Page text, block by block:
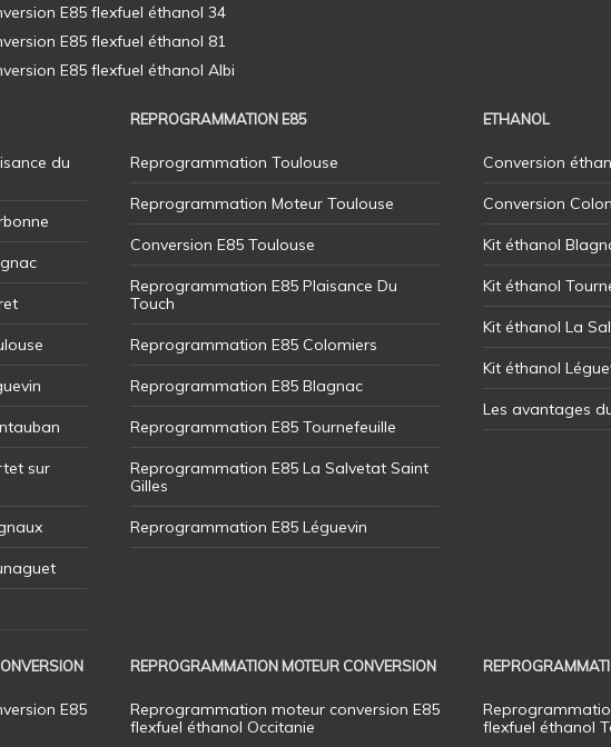
du
sur
REPROGRAMMATION E85
Reprogrammation Toulouse
Reprogrammation Moteur Toulouse
Conversion E85 Toulouse
Reprogrammation E85 Plaisance Du
Touch
Reprogrammation E85 Colomiers
Reprogrammation E85 Blagnac
Reprogrammation E85 Tournefeuille
Reprogrammation E85 La Salvetat Saint
Gilles
Reprogrammation E85 Léguevin
ETHANOL
Conversion
Conversion
Kit éthanol
Kit éthanol
Kit éthanol La
Kit éthanol
Les avantages
E85
REPROGRAMMATION MOTEUR CONVERSION
Reprogrammation moteur conversion E85
flexfuel éthanol Occitanie
flexfuel éthanol
E85 flexfuel éthanol 34
E85 flexfuel éthanol 81
E85 flexfuel éthanol Albi